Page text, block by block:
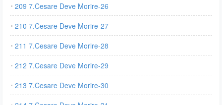
209 7.Cesare Deve Morire-26
210 7.Cesare Deve Morire-27
211 7.Cesare Deve Morire-28
212 7.Cesare Deve Morire-29
213 7.Cesare Deve Morire-30